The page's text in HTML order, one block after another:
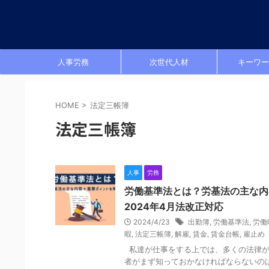
人事労務 次世代人材 キーワ
HOME > 法定三帳簿
法定三帳簿
人事 労務
労働基準法とは？労基法の主な
2024年4月法改正対応
2024/4/23 出勤簿, 労働基準法, 労働
暇, 法定三帳簿, 解雇, 賃金, 賃金台帳, 雇止め
私達が仕事をする上では、多くの法律
者がまず知っておかなければならない